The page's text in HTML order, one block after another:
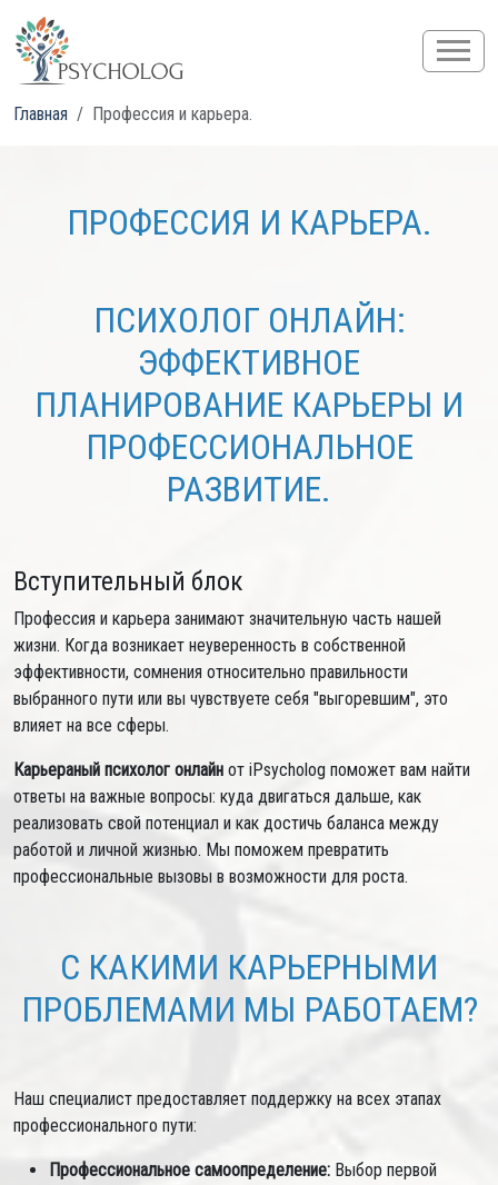
Главная Профессия и карьера.
ПРОФЕССИЯ И КАРЬЕРА.
ПСИХОЛОГ ОНЛАЙН:
ЭФФЕКТИВНОЕ
ПЛАНИРОВАНИЕ КАРЬЕРЫ И
ПРОФЕССИОНАЛЬНОЕ
РАЗВИТИЕ.
Вступительный блок
Профессия и карьера занимают значительную часть нашей
жизни. Когда возникает неуверенность в собственной
эффективности, сомнения относительно правильности
выбранного пути или вы чувствуете себя "выгоревшим", это
влияет на все сферы.
Карьераный психолог онлайн от iPsycholog поможет вам найти
ответы на важные вопросы: куда двигаться дальше, как
реализовать свой потенциал и как достичь баланса между
работой и личной жизнью. Мы поможем превратить
профессиональные вызовы в возможности для роста.
С КАКИМИ КАРЬЕРНЫМИ
ПРОБЛЕМАМИ МЫ РАБОТАЕМ?
Наш специалист предоставляет поддержку на всех этапах
профессионального пути:
Профессиональное самоопределение: Выбор первой